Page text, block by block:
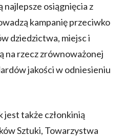
najlepsze osiągnięcia z
kampanię przeciwko
dziedzictwa, miejsc i
na rzecz zrównoważonej
jakości w odniesieniu
także członkinią
Sztuki, Towarzystwa